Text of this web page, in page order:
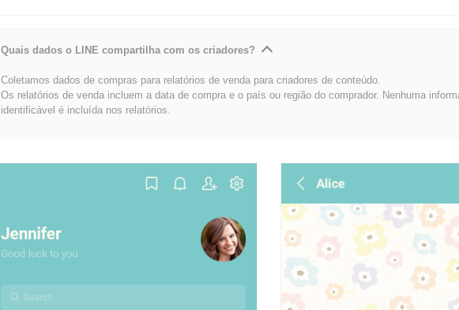
Quais dados o LINE compartilha com os criadores?
Coletamos dados de compras para relatórios de venda para criadores de conteúdo.
Os relatórios de venda incluem a data de compra e o país ou região do comprador. Nenhuma
identificável é incluída nos relatórios.